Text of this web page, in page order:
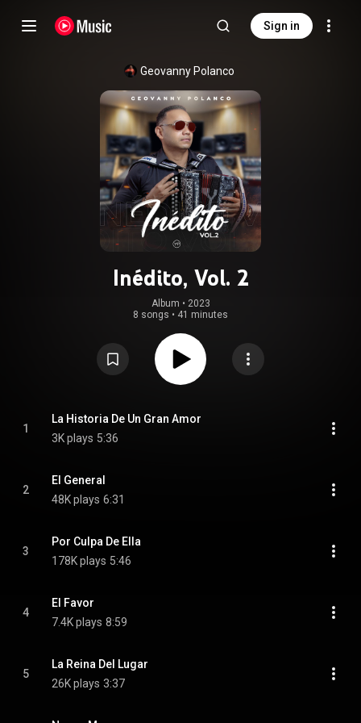
Sign in
Geovanny Polanco
Inédito, Vol. 2
Album • 2023
8 songs • 41 minutes
1
La Historia De Un Gran Amor
3K plays 5:36
2
El General
48K plays 6:31
3
Por Culpa De Ella
178K plays 5:46
4
El Favor
7.4K plays 8:59
5
La Reina Del Lugar
26K plays 3:37